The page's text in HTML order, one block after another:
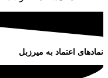
نمادهای اعتماد به میرزبل